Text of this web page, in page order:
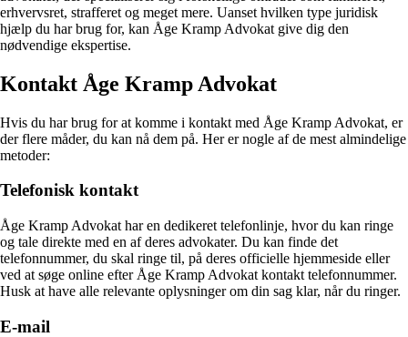
erhvervsret, strafferet og meget mere. Uanset hvilken type juridisk
hjælp du har brug for, kan Åge Kramp Advokat give dig den
nødvendige ekspertise.
Kontakt Åge Kramp Advokat
Hvis du har brug for at komme i kontakt med Åge Kramp Advokat, er
der flere måder, du kan nå dem på. Her er nogle af de mest almindelige
metoder:
Telefonisk kontakt
Åge Kramp Advokat har en dedikeret telefonlinje, hvor du kan ringe
og tale direkte med en af deres advokater. Du kan finde det
telefonnummer, du skal ringe til, på deres officielle hjemmeside eller
ved at søge online efter Åge Kramp Advokat kontakt telefonnummer.
Husk at have alle relevante oplysninger om din sag klar, når du ringer.
E-mail